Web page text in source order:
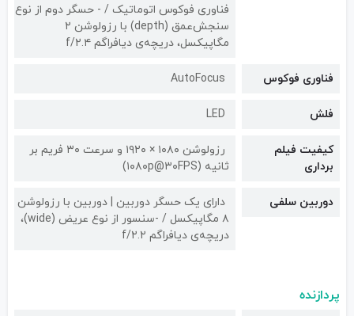
فناوری فوکوس اتوماتیک / - حسگر دوم از نوع
سنجش‌عمق (depth) با رزولوشن ۲
مگاپیکسل، دریچه‌ی دیافراگم f/۲.۴
فناوری فوکوس AutoFocus
فلش LED
کیفیت فیلم
برداری
رزولوشن ۱۰۸۰ × ۱۹۲۰ و سرعت ۳۰ فریم بر
ثانیه (۱۰۸۰p@۳۰FPS)
دوربین سلفی
دارای یک حسگر دوربین | دوربین‌ با رزولوشن
۸ مگاپیکسل / -سنسور از نوع عریض (wide)،
دریچه‌ی دیافراگم f/۲.۲
پردازنده